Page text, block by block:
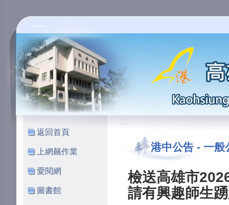
:::
返回首頁
上網飆作業
愛閱網
圖書館
:::
港中公告 - 一般
檢送高雄市
請有興趣師生